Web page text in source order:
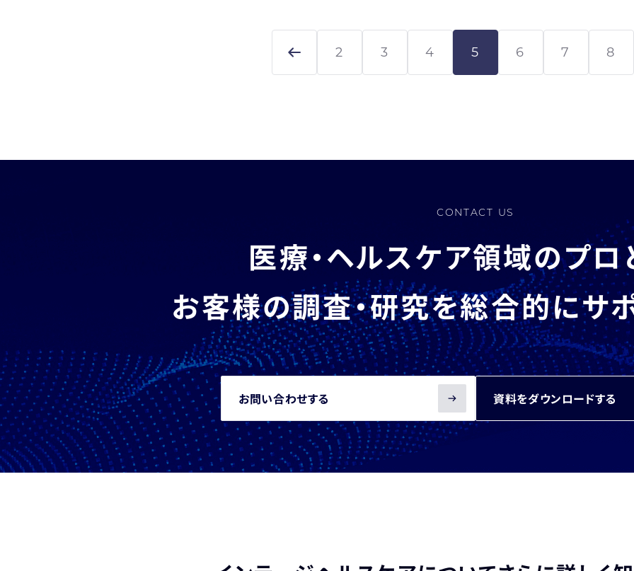
2 3 4 5 6 7 8
CONTACT US
医療・ヘルスケア領域のプロ
お客様の調査・研究を総合的にサ
お問い合わせする 資料をダウンロードする